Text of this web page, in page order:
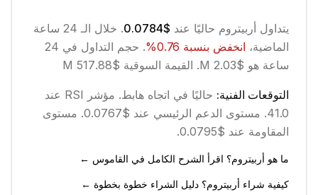
يتداول أربيتروم حاليًا عند $0.0784
. خلال الـ 24 ساعة
الماضية، انخفض بنسبة 0.76
%
.
حجم التداول في 24
ساعة هو $2.03 M.
القيمة السوقية $517.88 M
التوقعات الفنية: حاليًا في اتجاه هابط.
مؤشر RSI عند
41.0. مستوى الدعم الرئيسي عند $0.0767.
مستوى
المقاومة عند $0.0795.
ما هو أربيتروم؟ اقرأ الشرح الكامل في القاموس ←
كيفية شراء أربيتروم؟ دليل الشراء خطوة بخطوة ←